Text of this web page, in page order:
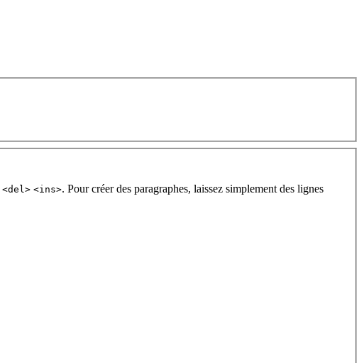
<del> <ins>. Pour créer des paragraphes, laissez simplement des lignes